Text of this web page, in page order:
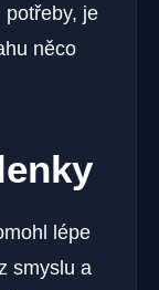
je
něco
lépe
smyslu a